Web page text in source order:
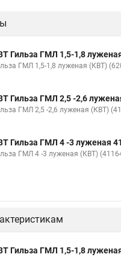
Гильза ГМЛ 1,5-1,8
ГМЛ 1,5-1,8 луженая (КВТ)
Гильза ГМЛ 2,5 -2,6
ГМЛ 2,5 -2,6 луженая (КВТ)
Гильза ГМЛ 4 -3 луженая
ГМЛ 4 -3 луженая (КВТ)
Гильза ГМЛ 1,5-1,8